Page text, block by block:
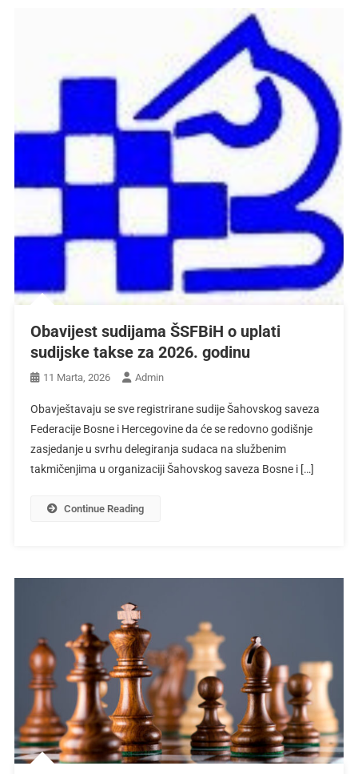
Obavijest sudijama ŠSFBiH o uplati
sudijske takse za 2026. godinu
11 Marta, 2026 Admin
Obavještavaju se sve registrirane sudije Šahovskog saveza
Federacije Bosne i Hercegovine da će se redovno godišnje
zasjedanje u svrhu delegiranja sudaca na službenim
takmičenjima u organizaciji Šahovskog saveza Bosne i […]
Continue Reading